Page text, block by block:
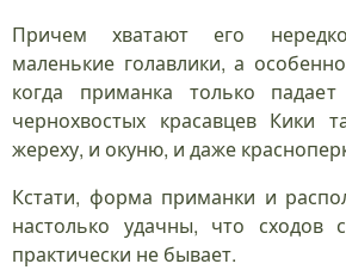
Причем хватают его
маленькие голавлики, а
когда приманка только
чернохвостых красавцев Кики
жереху, и окуню, и даже
Кстати, форма приманки и
настолько удачны, что сходов
практически не бывает.